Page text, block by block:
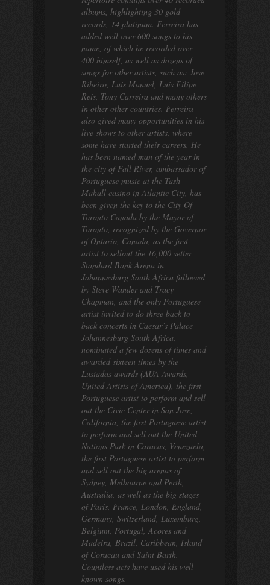
albums, highlighting 30 gold
records, 14 platinum. Ferreira has
added well over 600 songs to his
name, of which he recorded over
400 himself, as well as dozens of
songs for other artists, such as: Jose
Ribeiro, Luis Manuel, Luis Filipe
Reis, Tony Carreira and many others
in other other countries. Ferreira
also gived many opportunities in his
live shows to other artists, where
some have started their careers. He
has been named man of the year in
the city of Fall River, ambassador of
Portuguese music at the Tash
Mahall casino in Atlantic City, has
been given the key to the City Of
Toronto Canada by the Mayor of
Toronto, recognized by the Governor
of Ontario, Canada, as the first
artist to sellout the 16,000 setter
Standard Bank Arena in
Johannesburg South Africa fallowed
by Steve Wander and Tracy
Chapman, and the only Portuguese
artist invited to do three back to
back concerts in Caesar’s Palace
Johannesburg South Africa,
nominated a few dozens of times and
awarded sixteen times by the
Lusiadas awards (AUA Awards,
United Artists of America), the first
Portuguese artist to perform and sell
out the Civic Center in San Jose,
California, the first Portuguese artist
to perform and sell out the United
Nations Park in Caracas, Venezuela,
the first Portuguese artist to perform
and sell out the big arenas of
Sydney, Melbourne and Perth,
Australia, as well as the big stages
of Paris, France, London, England,
Germany, Switzerland, Luxemburg,
Belgium, Portugal, Acores and
Madeira, Brazil, Caribbean, Island
of Coracau and Saint Barth.
Countless acts have used his well
known songs.